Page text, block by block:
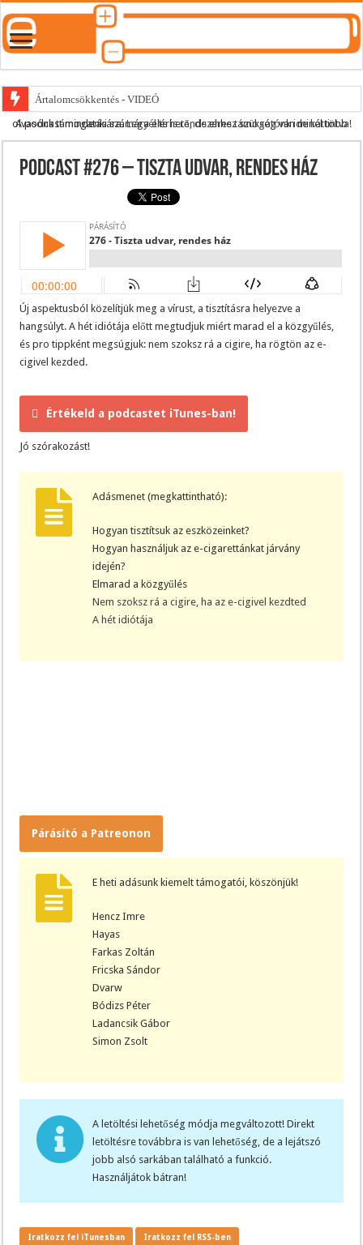
Ártalomcsökkentés - VIDEÓ
E-cigi használati szokások 2.0
Párásító podcast lejátszási lista
A podcast mindenki számára elérhető, de ehhez szükség van minél több olvasónk támogatására.Legyél te is rendszeres támogatónk ide kattintva!
Podcast #276 – Tiszta udvar, rendes ház
Új aspektusból közelítjük meg a vírust, a tisztításra helyezve a
hangsúlyt. A hét idiótája előtt megtudjuk miért marad el a közgyűlés,
és pro tippként megsúgjuk: nem szoksz rá a cigire, ha rögtön az e-
cigivel kezded.
Értékeld a podcastet iTunes-ban!
Jó szórakozást!
Adásmenet (megkattintható):
Hogyan tisztítsuk az eszközeinket?
Hogyan használjuk az e-cigarettánkat járvány
idején?
Elmarad a közgyűlés
Nem szoksz rá a cigire, ha az e-cigivel kezdted
A hét idiótája
Párásító a Patreonon
E heti adásunk kiemelt támogatói, köszönjük!
Hencz Imre
Hayas
Farkas Zoltán
Fricska Sándor
Dvarw
Bódizs Péter
Ladancsik Gábor
Simon Zsolt
A letöltési lehetőség módja megváltozott! Direkt
letöltésre továbbra is van lehetőség, de a lejátszó
jobb alsó sarkában található a funkció.
Használjátok bátran!
Iratkozz fel iTunesban Iratkozz fel RSS-ben